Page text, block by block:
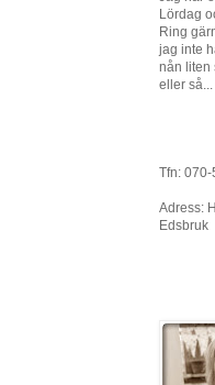
Lördag
Ring
jag inte
nån liten
eller så...
Tfn:
Adress:
Edsbruk